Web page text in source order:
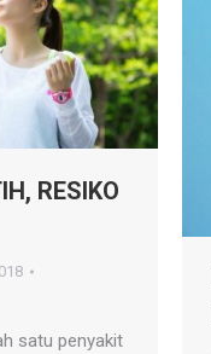
RESIKO
satu penyakit